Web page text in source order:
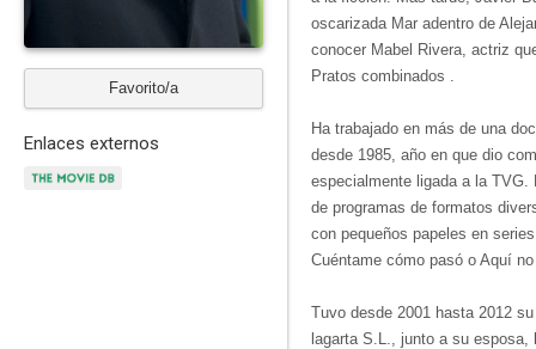
Favorito/a
Enlaces externos
oscarizada Mar adentro de
conocer Mabel Rivera, actriz
Pratos combinados .
Ha trabajado en más de una
desde 1985, año en que dio
especialmente ligada a la
de programas de formatos
con pequeños papeles en
Cuéntame cómo pasó o Aquí
Tuvo desde 2001 hasta 2012
lagarta S.L., junto a su